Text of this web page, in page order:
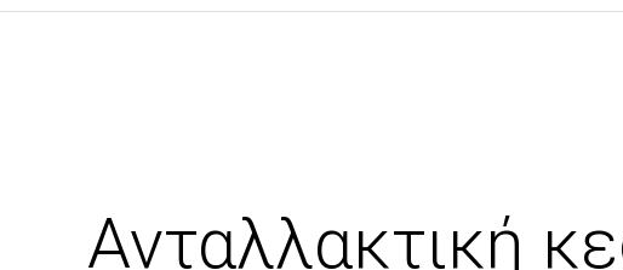
Ανταλλακτική